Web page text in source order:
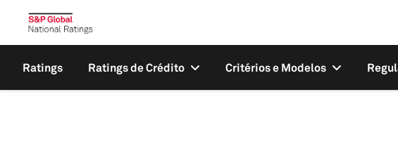
Ratings Ratings de Crédito Critérios e Modelos